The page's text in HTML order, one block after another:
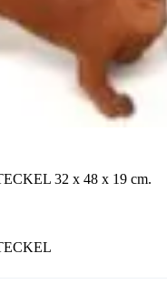
32 x 48 x 19 cm.